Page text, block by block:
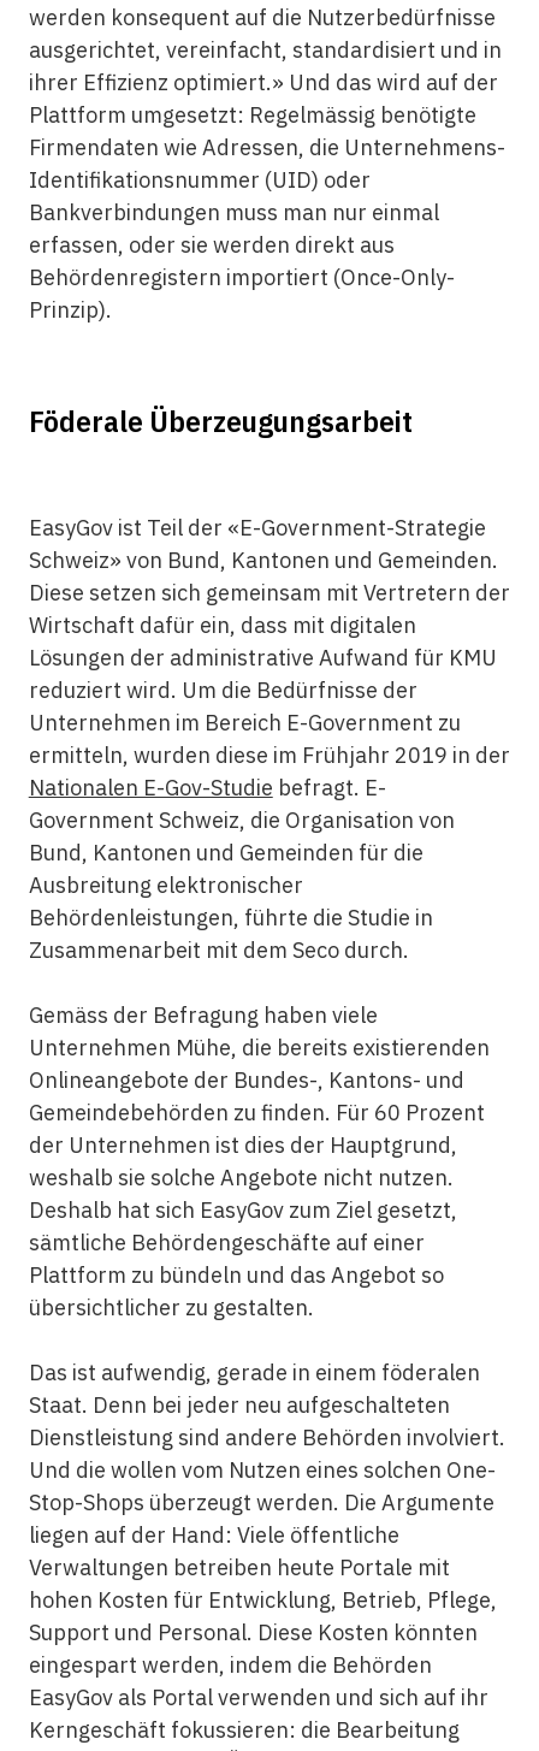
werden konsequent auf die Nutzerbedürfnisse
ausgerichtet, vereinfacht, standardisiert und in
ihrer Effizienz optimiert.» Und das wird auf der
Plattform umgesetzt: Regelmässig benötigte
Firmendaten wie Adressen, die Unternehmens-
Identifikationsnummer (UID) oder
Bankverbindungen muss man nur einmal
erfassen, oder sie werden direkt aus
Behördenregistern importiert (Once-Only-
Prinzip).
Föderale Überzeugungsarbeit
EasyGov ist Teil der «E-Government-Strategie
Schweiz» von Bund, Kantonen und Gemeinden.
Diese setzen sich gemeinsam mit Vertretern der
Wirtschaft dafür ein, dass mit digitalen
Lösungen der administrative Aufwand für KMU
reduziert wird. Um die Bedürfnisse der
Unternehmen im Bereich E-Government zu
ermitteln, wurden diese im Frühjahr 2019 in der
Nationalen E-Gov-Studie befragt. E-
Government Schweiz, die Organisation von
Bund, Kantonen und Gemeinden für die
Ausbreitung elektronischer
Behördenleistungen, führte die Studie in
Zusammenarbeit mit dem Seco durch.
Gemäss der Befragung haben viele
Unternehmen Mühe, die bereits existierenden
Onlineangebote der Bundes-, Kantons- und
Gemeindebehörden zu finden. Für 60 Prozent
der Unternehmen ist dies der Hauptgrund,
weshalb sie solche Angebote nicht nutzen.
Deshalb hat sich EasyGov zum Ziel gesetzt,
sämtliche Behördengeschäfte auf einer
Plattform zu bündeln und das Angebot so
übersichtlicher zu gestalten.
Das ist aufwendig, gerade in einem föderalen
Staat. Denn bei jeder neu aufgeschalteten
Dienstleistung sind andere Behörden involviert.
Und die wollen vom Nutzen eines solchen One-
Stop-Shops überzeugt werden. Die Argumente
liegen auf der Hand: Viele öffentliche
Verwaltungen betreiben heute Portale mit
hohen Kosten für Entwicklung, Betrieb, Pflege,
Support und Personal. Diese Kosten könnten
eingespart werden, indem die Behörden
EasyGov als Portal verwenden und sich auf ihr
Kerngeschäft fokussieren: die Bearbeitung